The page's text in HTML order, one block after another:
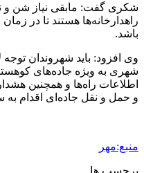
شکری گفت: مابقی نیاز شن و
راهدارخانه‌ها هستند تا در
باشد.
وی افزود: باید شهروندان توجه
شهری به ویژه جاده‌های
اطلاعات راه‌ها و همچنین
و حمل و نقل جاده‌ای اقدام به
منبع:مهر
برچسب ها